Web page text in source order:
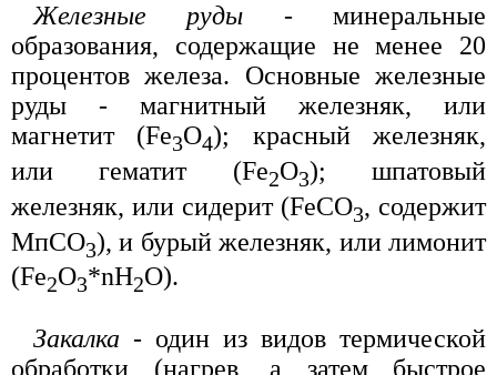
Железные руды - минеральные
образования, содержащие не менее 20
процентов железа. Основные железные
руды - магнитный железняк, или
магнетит (Fe3O4); красный железняк,
или гематит (Fe2O3); шпатовый
железняк, или сидерит (FeCO3, содержит
МпСO3), и бурый железняк, или лимонит
(Fe2O3*nH2O).
Закалка - один из видов термической
обработки (нагрев, а затем быстрое